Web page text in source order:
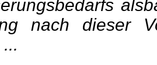
nach dieser